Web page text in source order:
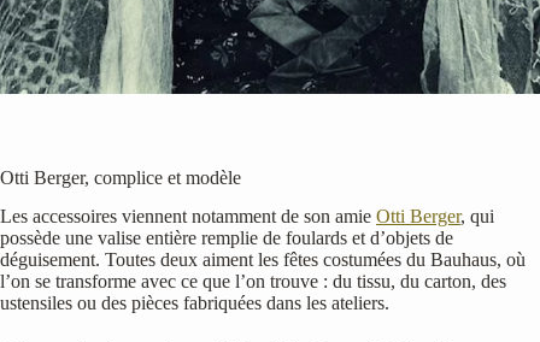
Otti Berger, complice et modèle
Les accessoires viennent notamment de son amie Otti Berger, qui
possède une valise entière remplie de foulards et d’objets de
déguisement. Toutes deux aiment les fêtes costumées du Bauhaus, où
l’on se transforme avec ce que l’on trouve : du tissu, du carton, des
ustensiles ou des pièces fabriquées dans les ateliers.